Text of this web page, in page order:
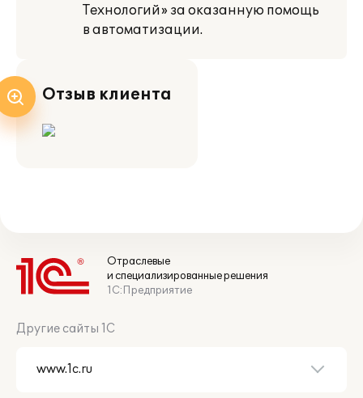
Технологий» за оказанную помощь
в автоматизации.
Отзыв клиента
Отраслевые
и специализированные решения
1С:Предприятие
Другие сайты 1С